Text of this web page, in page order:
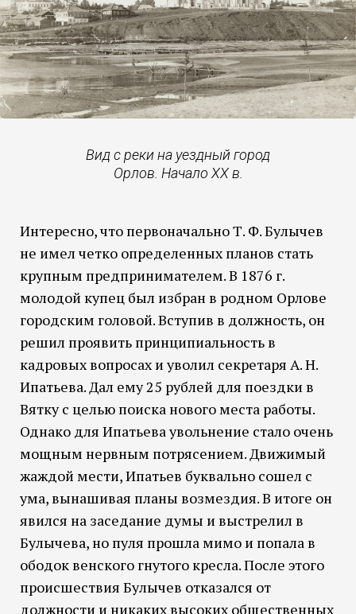
Вид с реки на уездный город
Орлов. Начало XX в.
Интересно, что первоначально Т. Ф. Булычев
не имел четко определенных планов стать
крупным предпринимателем. В 1876 г.
молодой купец был избран в родном Орлове
городским головой. Вступив в должность, он
решил проявить принципиальность в
кадровых вопросах и уволил секретаря А. Н.
Ипатьева. Дал ему 25 рублей для поездки в
Вятку с целью поиска нового места работы.
Однако для Ипатьева увольнение стало очень
мощным нервным потрясением. Движимый
жаждой мести, Ипатьев буквально сошел с
ума, вынашивая планы возмездия. В итоге он
явился на заседание думы и выстрелил в
Булычева, но пуля прошла мимо и попала в
ободок венского гнутого кресла. После этого
происшествия Булычев отказался от
должности и никаких высоких общественных